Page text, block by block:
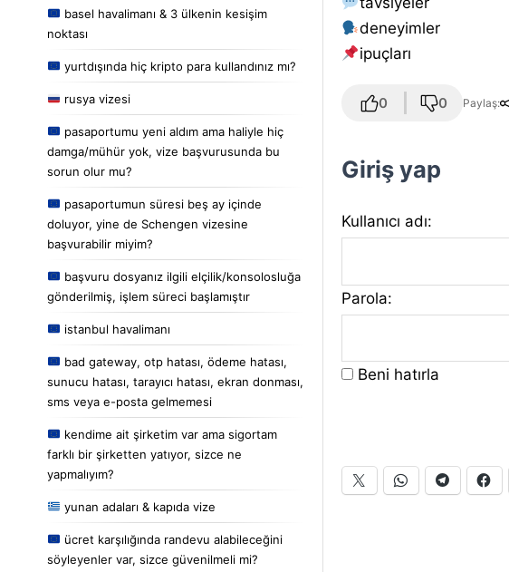
basel havalimanı & 3 ülkenin kesişim
noktası
yurtdışında hiç kripto para kullandınız mı?
rusya vizesi
pasaportumu yeni aldım ama haliyle hiç
damga/mühür yok, vize başvurusunda bu
sorun olur mu?
pasaportumun süresi beş ay içinde
doluyor, yine de Schengen vizesine
başvurabilir miyim?
başvuru dosyanız ilgili elçilik/konsolosluğa
gönderilmiş, işlem süreci başlamıştır
istanbul havalimanı
bad gateway, otp hatası, ödeme hatası,
sunucu hatası, tarayıcı hatası, ekran donması,
sms veya e-posta gelmemesi
kendime ait şirketim var ama sigortam
farklı bir şirketten yatıyor, sizce ne
yapmalıyım?
yunan adaları & kapıda vize
ücret karşılığında randevu alabileceğini
söyleyenler var, sizce güvenilmeli mi?
deneyimler
i̇puçları
0 0 Paylaş:
Giriş yap
Kullanıcı adı:
Parola:
Beni hatırla